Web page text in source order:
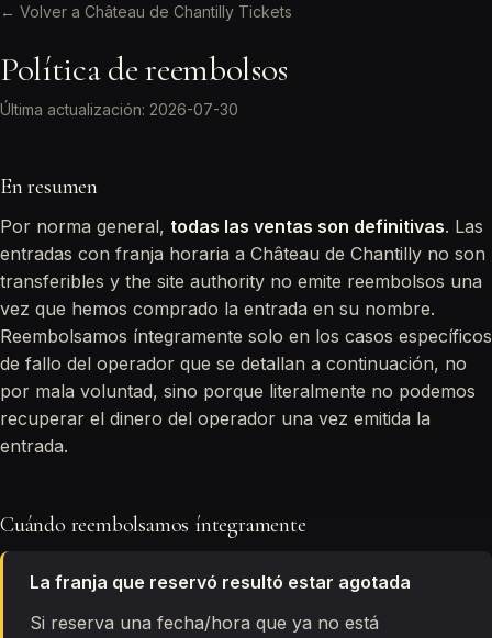
← Volver a Château de Chantilly Tickets
Política de reembolsos
Última actualización: 2026-07-30
En resumen
Por norma general, todas las ventas son definitivas. Las
entradas con franja horaria a Château de Chantilly no son
transferibles y the site authority no emite reembolsos una
vez que hemos comprado la entrada en su nombre.
Reembolsamos íntegramente solo en los casos específicos
de fallo del operador que se detallan a continuación, no
por mala voluntad, sino porque literalmente no podemos
recuperar el dinero del operador una vez emitida la
entrada.
Cuándo reembolsamos íntegramente
La franja que reservó resultó estar agotada
Si reserva una fecha/hora que ya no está